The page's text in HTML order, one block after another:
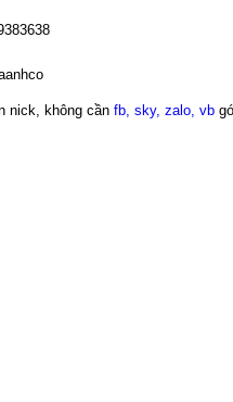
nick, không cần fb, sky, zalo, vb